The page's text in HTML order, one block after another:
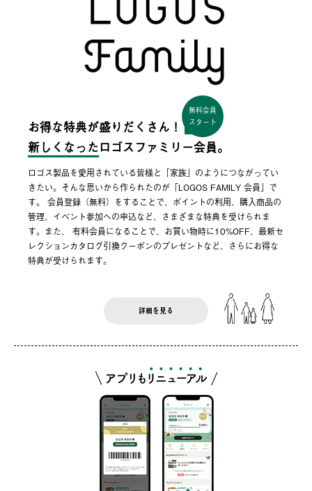
お得な特典が盛りだくさん！
無料会員
スタート
新しくなった ロゴスファミリー会員。
ロゴス製品を愛用されている皆様と「家族」のようにつながってい
きたい。そんな思いから作られたのが「LOGOS FAMILY 会員」で
す。 会員登録（無料）をすることで、ポイントの利用、購入商品の
管理、イベント参加への申込など、さまざまな特典を受けられま
す。また、 有料会員になることで、お買い物時に10%OFF、最新セ
レクションカタログ引換クーポンのプレゼントなど、さらにお得な
特典が受けられます。
詳細を見る